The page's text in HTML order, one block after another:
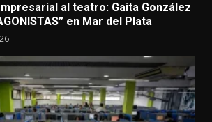
al teatro: Gaita González
en Mar del Plata